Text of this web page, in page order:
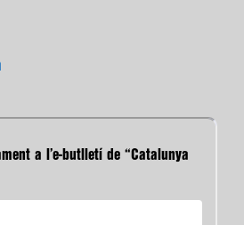
a l’e-butlletí de “Catalunya